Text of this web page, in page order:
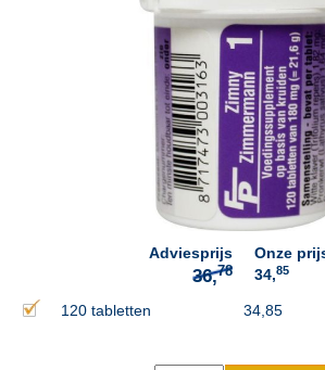
Adviesprijs
36,78
Onze
34,85
120 tabletten 34,85